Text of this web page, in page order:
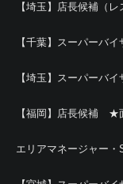
【埼玉】店長候補（
【千葉】スーパーバ
【埼玉】スーパーバ
【福岡】店長候補 ★
エリアマネージャー